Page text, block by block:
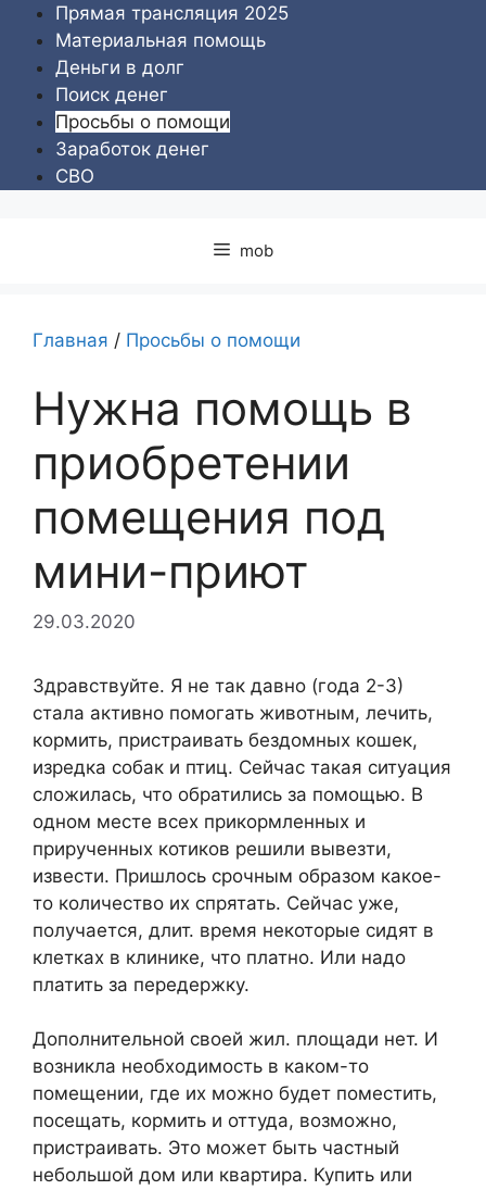
Перейти
содержимому
Прямая трансляция 2025
Материальная помощь
Деньги в долг
Поиск денег
Просьбы о помощи
Заработок денег
СВО
mob
Главная / Просьбы о помощи
Нужна помощь в
приобретении
помещения под
мини-приют
29.03.2020
Здравствуйте. Я не так давно (года 2-3)
стала активно помогать животным, лечить,
кормить, пристраивать бездомных кошек,
изредка собак и птиц. Сейчас такая ситуация
сложилась, что обратились за помощью. В
одном месте всех прикормленных и
прирученных котиков решили вывезти,
извести. Пришлось срочным образом какое-
то количество их спрятать. Сейчас уже,
получается, длит. время некоторые сидят в
клетках в клинике, что платно. Или надо
платить за передержку.
Дополнительной своей жил. площади нет. И
возникла необходимость в каком-то
помещении, где их можно будет поместить,
посещать, кормить и оттуда, возможно,
пристраивать. Это может быть частный
небольшой дом или квартира. Купить или